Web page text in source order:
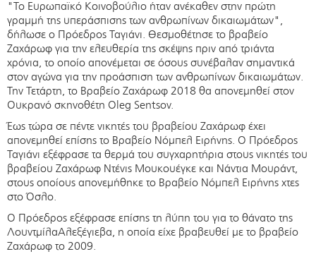
"Το Ευρωπαϊκό Κοινοβούλιο ήταν ανέκαθεν στην πρώτη
γραμμή της υπεράσπισης των ανθρωπίνων δικαιωμάτων",
δήλωσε ο Πρόεδρος Ταγιάνι. Θεσμοθέτησε το βραβείο
Ζαχάρωφ για την ελευθερία της σκέψης πριν από τριάντα
χρόνια, το οποίο απονέμεται σε όσους συνέβαλαν σημαντικά
στον αγώνα για την προάσπιση των ανθρωπίνων δικαιωμάτων.
Την Τετάρτη, το Βραβείο Ζαχάρωφ 2018 θα απονεμηθεί στον
Ουκρανό σκηνοθέτη Oleg Sentsov.
Έως τώρα σε πέντε νικητές του βραβείου Ζαχάρωφ έχει
απονεμηθεί επίσης το Βραβείο Νόμπελ Ειρήνης. Ο Πρόεδρος
Ταγιάνι εξέφρασε τα θερμά του συγχαρητήρια στους νικητές του
βραβείου Ζαχάρωφ Ντένις Μουκουέγκε και Νάντια Μουράντ,
στους οποίους απονεμήθηκε το Βραβείο Νόμπελ Ειρήνης χτες
στο Όσλο.
Ο Πρόεδρος εξέφρασε επίσης τη λύπη του για το θάνατο της
ΛουντμίλαΑλεξέγιεβα, η οποία είχε βραβευθεί με το βραβείο
Ζαχάρωφ το 2009.